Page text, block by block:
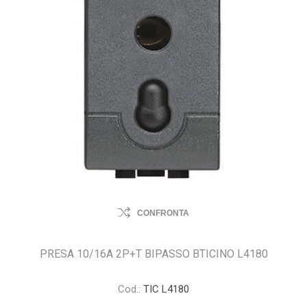
CONFRONTA
PRESA 10/16A 2P+T BIPASSO BTICINO L4180
Cod.: TIC L4180